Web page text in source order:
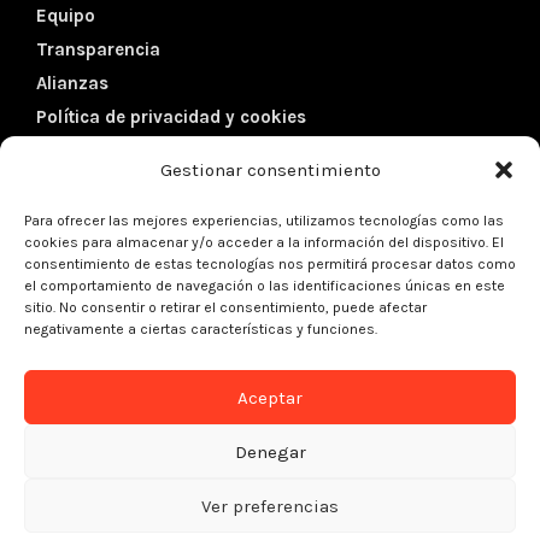
Gestionar consentimiento
Para ofrecer las mejores experiencias, utilizamos tecnologías como las
cookies para almacenar y/o acceder a la información del dispositivo. El
consentimiento de estas tecnologías nos permitirá procesar datos como
el comportamiento de navegación o las identificaciones únicas en este
sitio. No consentir o retirar el consentimiento, puede afectar
negativamente a ciertas características y funciones.
Aceptar
Denegar
Ver preferencias
Equipo
Transparencia
Alianzas
Política de privacidad y cookies
Dirección: Córcega 102, 5º 1ª
08029 – Barcelona (Spain)
info@kreanta.org
2021 © Fundación Kreanta | Diseño: